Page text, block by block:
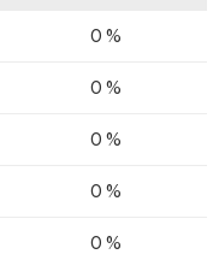
0 %
0 %
0 %
0 %
0 %